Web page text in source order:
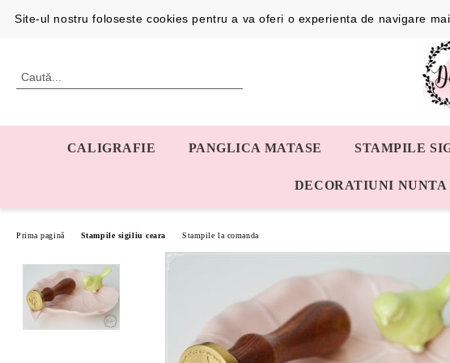
Profil 0726192387
CALIGRAFIE PANGLICA MATASE STAMPILE
DECORATIUNI NUNTA
Prima pagină Stampile sigiliu ceara Stampile la comanda
Site-ul nostru foloseste cookies pentru a va oferi o experienta de navigare